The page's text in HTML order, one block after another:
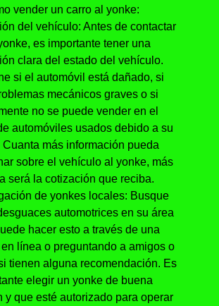
vender un carro al yonke:
del vehículo: Antes de contactar
es importante tener una
clara del estado del vehículo.
si el automóvil está dañado, si
mecánicos graves o si
no se puede vender en el
automóviles usados debido a su
Cuanta más información pueda
sobre el vehículo al yonke, más
será la cotización que reciba.
de yonkes locales: Busque
automotrices en su área
hacer esto a través de una
línea o preguntando a amigos o
tienen alguna recomendación. Es
elegir un yonke de buena
y que esté autorizado para operar